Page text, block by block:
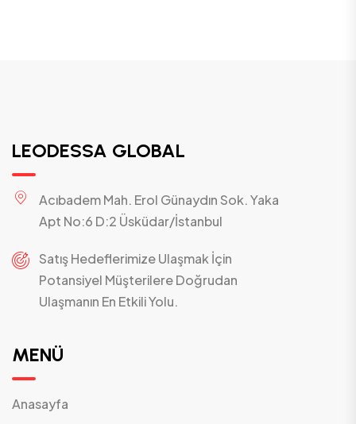
LEODESSA GLOBAL
Acıbadem Mah. Erol Günaydın Sok. Yaka
Apt No:6 D:2 Üsküdar/İstanbul
Satış Hedeflerimize Ulaşmak İçin
Potansiyel Müşterilere Doğrudan
Ulaşmanın En Etkili Yolu.
MENÜ
Anasayfa